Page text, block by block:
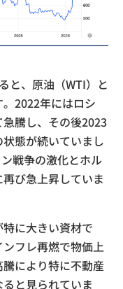
と、原油（WTI）と
2022年にはロシ
騰し、その後2023
態が続いていまし
戦争の激化とホル
び急上昇していま
に大きい資材で
フレ再燃で物価上
により特に不動産
と見られていま